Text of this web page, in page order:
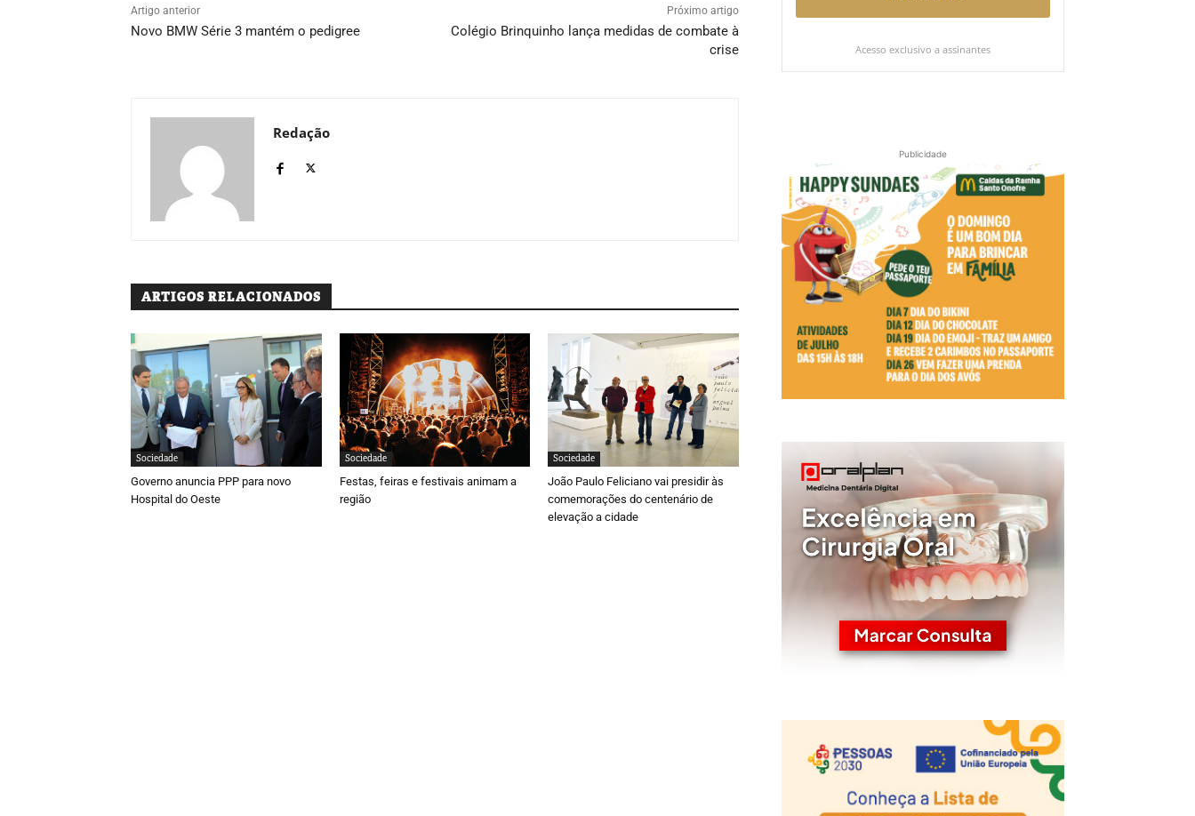
Artigo anterior
Novo BMW Série 3 mantém o pedigree
Próximo artigo
Colégio Brinquinho lança medidas de combate à
crise
Redação
ARTIGOS RELACIONADOS
Sociedade
Governo anuncia PPP para novo
Hospital do Oeste
Sociedade
Festas, feiras e festivais animam a
região
Sociedade
João Paulo Feliciano vai presidir às
comemorações do centenário de
elevação a cidade
Acesso exclusivo a assinantes
Publicidade